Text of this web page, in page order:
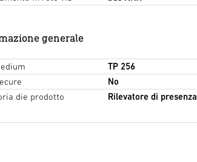
generale
TP 256
No
die prodotto
Rilevatore di presenza